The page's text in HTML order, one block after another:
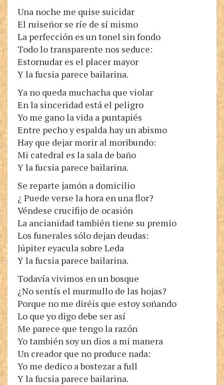
Una noche me quise suicidar
El ruiseñor se ríe de sí mismo
La perfección es un tonel sin fondo
Todo lo transparente nos seduce:
Estornudar es el placer mayor
Y la fucsia parece bailarina.
Ya no queda muchacha que violar
En la sinceridad está el peligro
Yo me gano la vida a puntapiés
Entre pecho y espalda hay un abismo
Hay que dejar morir al moribundo:
Mi catedral es la sala de baño
Y la fucsia parece bailarina.
Se reparte jamón a domicilio
¿ Puede verse la hora en una flor?
Véndese crucifijo de ocasión
La ancianidad también tiene su premio
Los funerales sólo dejan deudas:
Júpiter eyacula sobre Leda
Y la fucsia parece bailarina.
Todavía vivimos en un bosque
¿No sentís el murmullo de las hojas?
Porque no me diréis que estoy soñando
Lo que yo digo debe ser así
Me parece que tengo la razón
Yo también soy un dios a mi manera
Un creador que no produce nada:
Yo me dedico a bostezar a full
Y la fucsia parece bailarina.